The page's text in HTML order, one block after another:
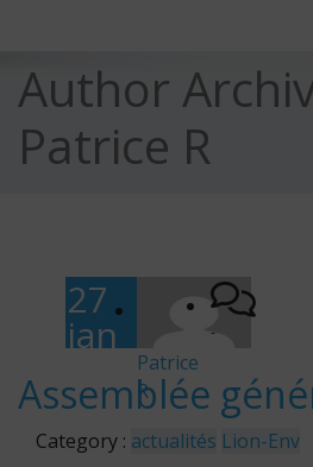
Author
Patrice R
27
jan
202
6
Patrice
R
-
Assemblée
Category : actualités Lion-Env